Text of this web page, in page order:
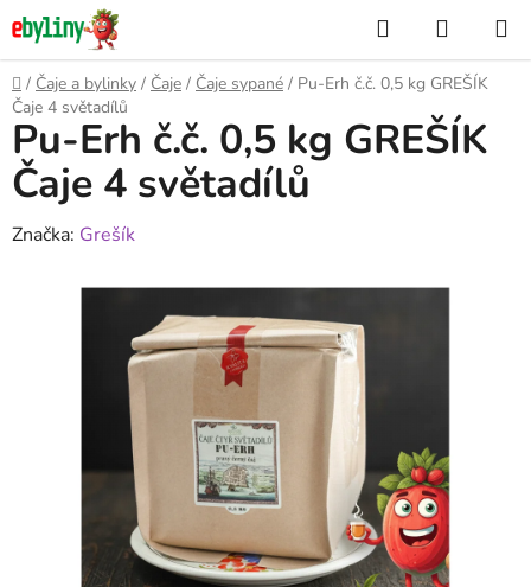
Přejít
na
obsah
Hledat
KOŠÍK
Domů
/ Čaje a bylinky / Čaje / Čaje sypané / Pu-Erh č.č. 0,5 kg GREŠÍK
Čaje 4 světadílů
Pu-Erh č.č. 0,5 kg GREŠÍK
Čaje 4 světadílů
Značka: Grešík